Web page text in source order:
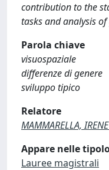
contribution to the
tasks and analysis
Parola chiave
visuospaziale
differenze di genere
sviluppo tipico
Relatore
MAMMARELLA,
Appare nelle
Lauree magistrali